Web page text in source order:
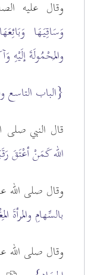
وقال عليه
وَسَاقِيَهَا
والمَحْمُولَةَ إلَيْهِ
{الباب التاسع
قال النبي صلى
الله كَمَنْ أعْتَقَ
وقال صلى الله
بالسِّهامِ والمَرأةَ
وقال صلى الله